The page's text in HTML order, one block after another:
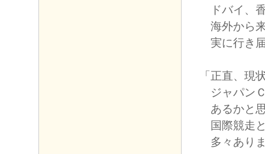
ドバイ、
海外から
実に行き
「正直、現
ジャパン
あるかと
国際競走
多々あり